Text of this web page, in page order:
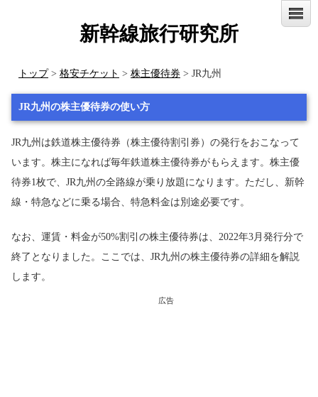
新幹線旅行研究所
トップ> 格安チケット > 株主優待券 > JR九州
JR九州の株主優待券の使い方
JR九州は鉄道株主優待券（株主優待割引券）の発行をおこなって
います。株主になれば毎年鉄道株主優待券がもらえます。株主優
待券1枚で、JR九州の全路線が乗り放題になります。ただし、新幹
線・特急などに乗る場合、特急料金は別途必要です。
なお、運賃・料金が50%割引の株主優待券は、2022年3月発行分で
終了となりました。ここでは、JR九州の株主優待券の詳細を解説
します。
広告